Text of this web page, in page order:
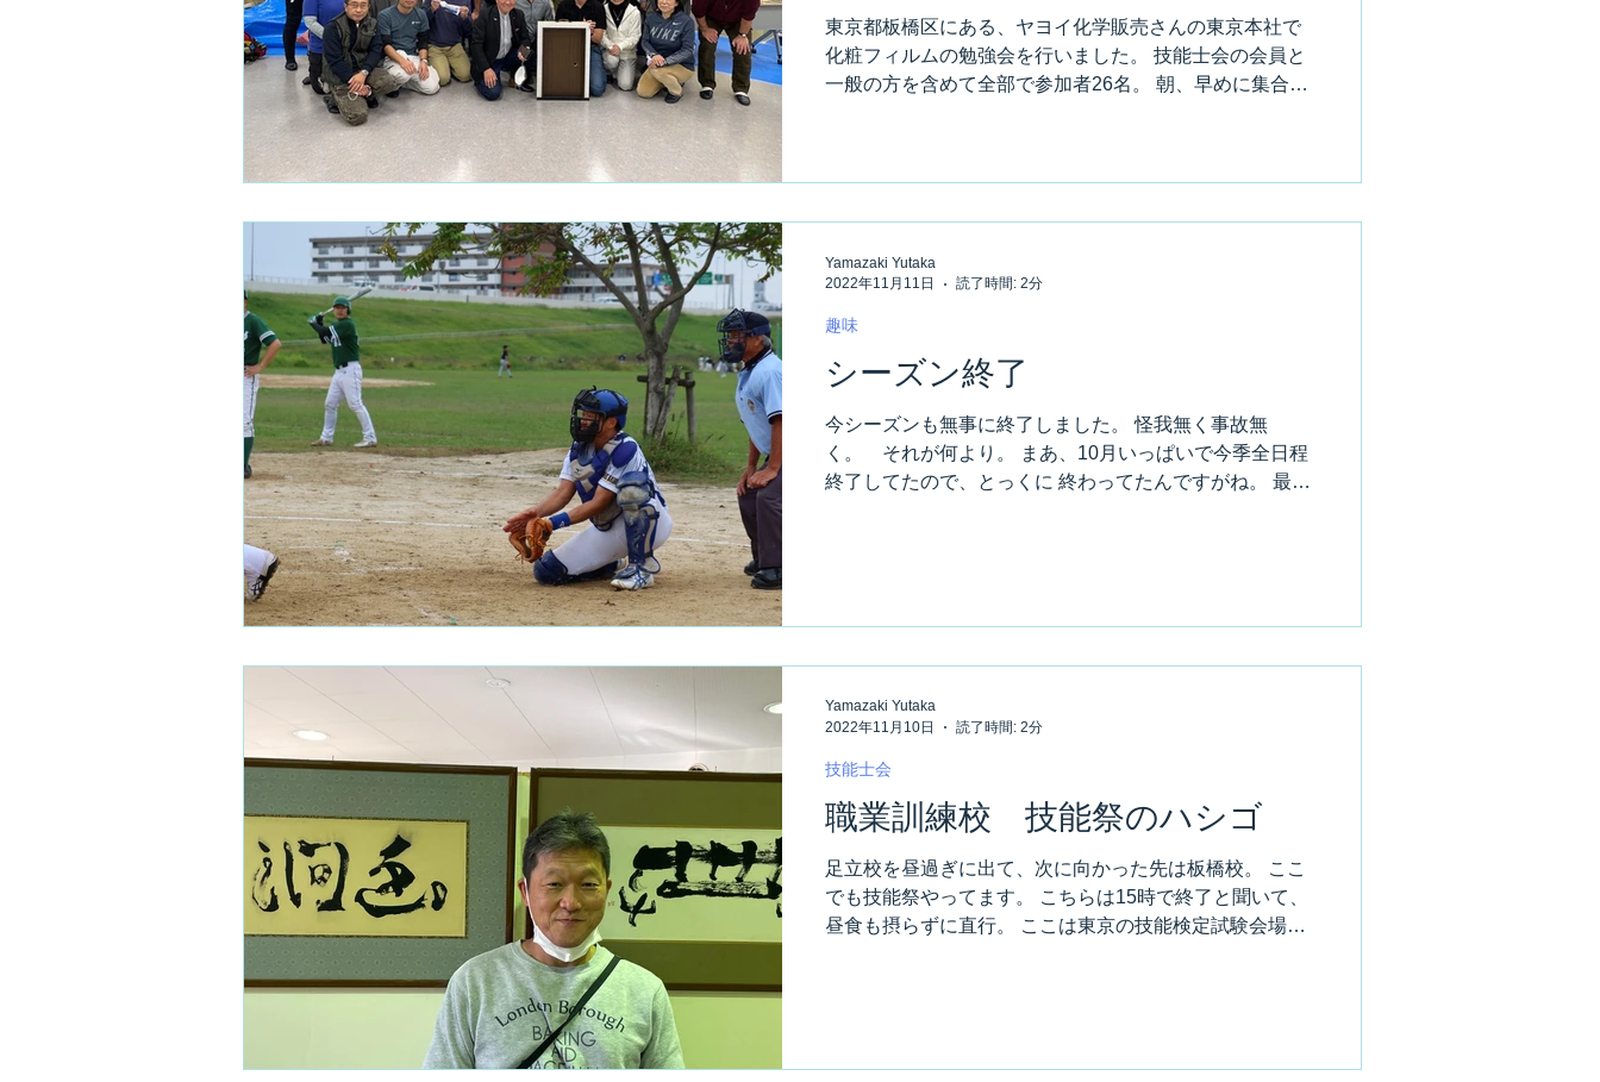
東京都板橋区にある、ヤヨイ化学販売さんの東京本社で
化粧フィルムの勉強会を行いました。 技能士会の会員と
一般の方を含めて全部で参加者26名。 朝、早めに集合し
シーズン終了
今シーズンも無事に終了しました。 怪我無く事故無
く。 それが何より。 まあ、10月いっぱいで今季全日程
終了してたので、とっくに 終わってたんですがね。 最後
趣味
Yamazaki Yutaka
2022年11月11日
読了時間: 2分
職業訓練校 技能祭のハシゴ
足立校を昼過ぎに出て、次に向かった先は板橋校。 ここ
でも技能祭やってます。 こちらは15時で終了と聞いて、
昼食も摂らずに直行。 ここは東京の技能検定試験会場に
技能士会
Yamazaki Yutaka
2022年11月10日
読了時間: 2分